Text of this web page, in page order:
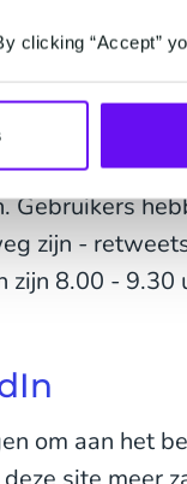
clicking “Accept”
zijn
zijn -
zijn 8.00 -
om aan het